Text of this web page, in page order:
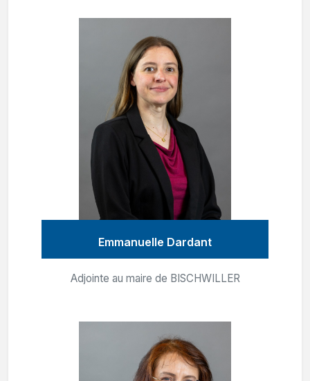
Emmanuelle Dardant
Adjointe au maire de BISCHWILLER